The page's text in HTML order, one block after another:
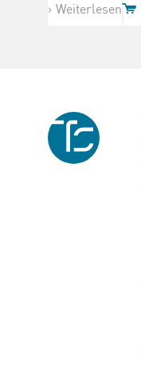
Weiterlesen